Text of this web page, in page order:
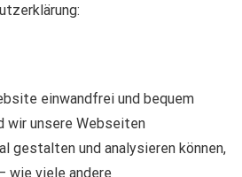
einwandfrei und bequem
wir unsere Webseiten
gestalten und analysieren können,
wie viele andere